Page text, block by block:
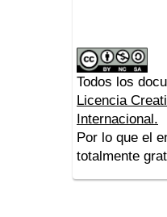
Todos los
Licencia
Internacional.
Por lo que el
totalmente